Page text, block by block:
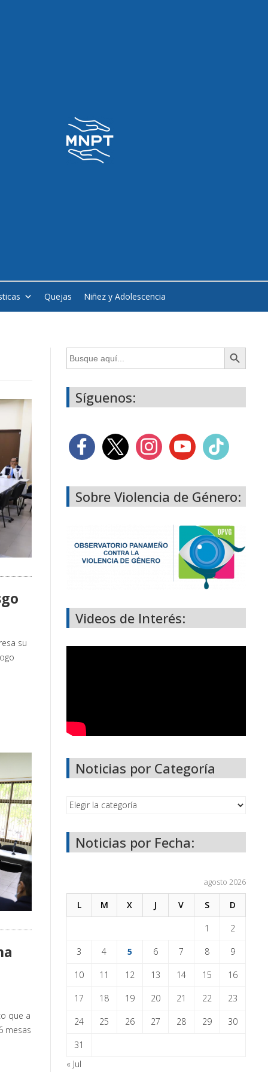
Quejas Niñez y Adolescencia
su
que a
mesas
Buscar: Botón de búsqueda
Síguenos:
Sobre Violencia de Género:
Videos de Interés:
Noticias por Categoría
Noticias por Fecha:
agosto 2026
L M X J V S D
1 2
3 4 5 6 7 8 9
10 11 12 13 14 15 16
17 18 19 20 21 22 23
24 25 26 27 28 29 30
31
« Jul